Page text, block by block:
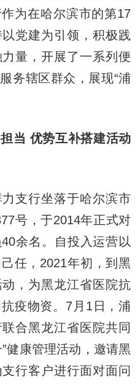
为在哈尔滨市的第17
党建为引领，积极践
量，开展了一系列便
务辖区群众，展现“浦
优势互补搭建活动
支行坐落于哈尔滨市
号，于2014年正式对
余名。自投入运营以
任，2021年初，到黑
，为黑龙江省医院抗
疫物资。7月1日，浦
合黑龙江省医院共同
健康管理活动，邀请黑
行客户进行面对面问